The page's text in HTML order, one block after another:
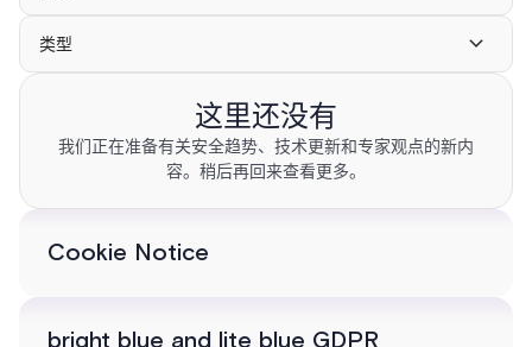
类型
这里还没有
我们正在准备有关安全趋势、技术更新和专家观点的新内
容。稍后再回来查看更多。
Cookie Notice
bright blue and lite blue GDPR